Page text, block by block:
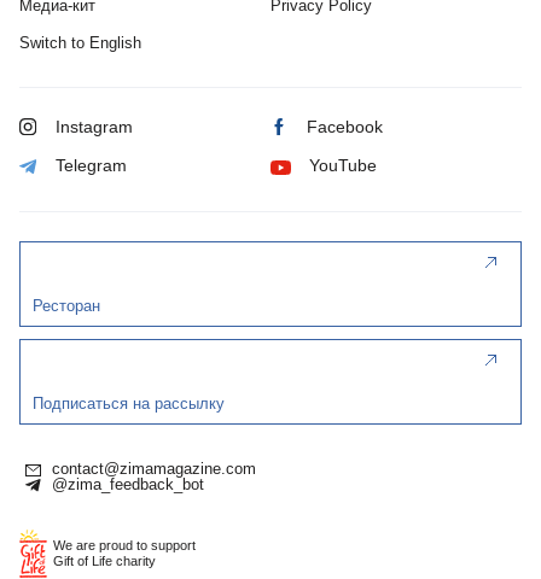
Медиа-кит Privacy Policy
Switch to English
Instagram Facebook
Telegram YouTube
Ресторан
Подписаться на рассылку
contact@zimamagazine.com
@zima_feedback_bot
We are proud to support
Gift of Life charity